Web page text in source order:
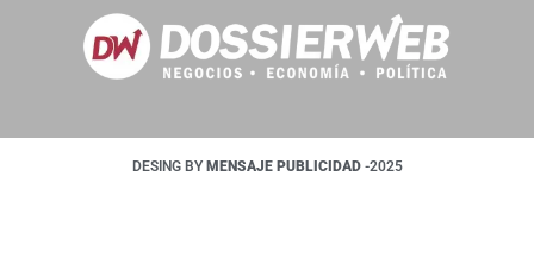
DESING BY MENSAJE PUBLICIDAD -2025